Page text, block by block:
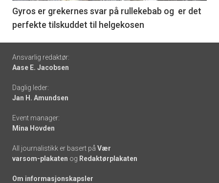
6
Gyros er grekernes svar på rullekebab og er det
perfekte tilskuddet til helgekosen
Footer
-
links
Ansvarlig redaktør:
Aase E. Jacobsen
Daglig leder:
Jan H. Amundsen
Event manager:
Mina Hovden
All journalistikk er basert på Vær
varsom-plakaten og Redaktørplakaten
Om informasjonskapsler